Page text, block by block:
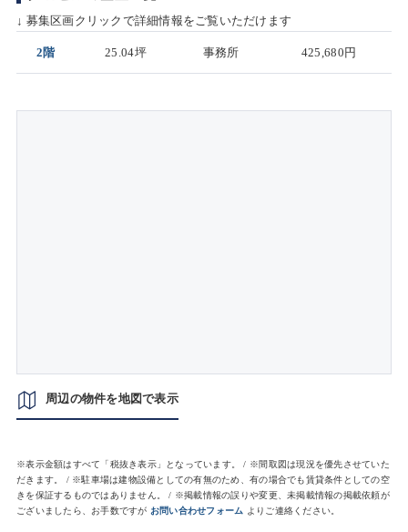
↓ 募集区画クリックで詳細情報をご覧いただけます
2階 25.04坪 事務所 425,680円
周辺の物件を地図で表示
※表示金額はすべて「税抜き表示」となっています。 / ※間取図は現況を優先させていた
だきます。 / ※駐車場は建物設備としての有無のため、有の場合でも賃貸条件としての空
きを保証するものではありません。 / ※掲載情報の誤りや変更、未掲載情報の掲載依頼が
ございましたら、お手数ですが お問い合わせフォーム よりご連絡ください。